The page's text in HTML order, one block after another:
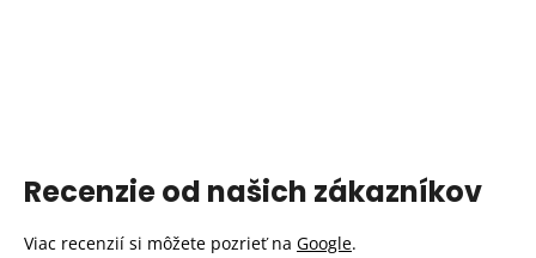
Recenzie od našich zákazníkov
Viac recenzií si môžete pozrieť na Google.